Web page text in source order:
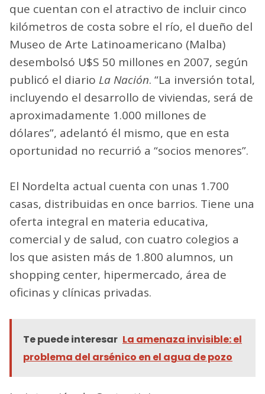
que cuentan con el atractivo de incluir cinco
kilómetros de costa sobre el río, el dueño del
Museo de Arte Latinoamericano (Malba)
desembolsó U$S 50 millones en 2007, según
publicó el diario La Nación. “La inversión total,
incluyendo el desarrollo de viviendas, será de
aproximadamente 1.000 millones de
dólares”, adelantó él mismo, que en esta
oportunidad no recurrió a “socios menores”.
El Nordelta actual cuenta con unas 1.700
casas, distribuidas en once barrios. Tiene una
oferta integral en materia educativa,
comercial y de salud, con cuatro colegios a
los que asisten más de 1.800 alumnos, un
shopping center, hipermercado, área de
oficinas y clínicas privadas.
Te puede interesar La amenaza invisible: el
problema del arsénico en el agua de pozo